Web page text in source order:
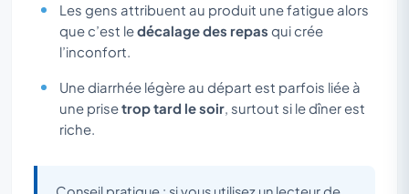
Les gens attribuent au produit une fatigue alors
que c’est ledécalage des repas qui crée
l’inconfort.
Une diarrhée légère au départ est parfois liée à
une prisetrop tard le soir, surtout si le dîner est
riche.